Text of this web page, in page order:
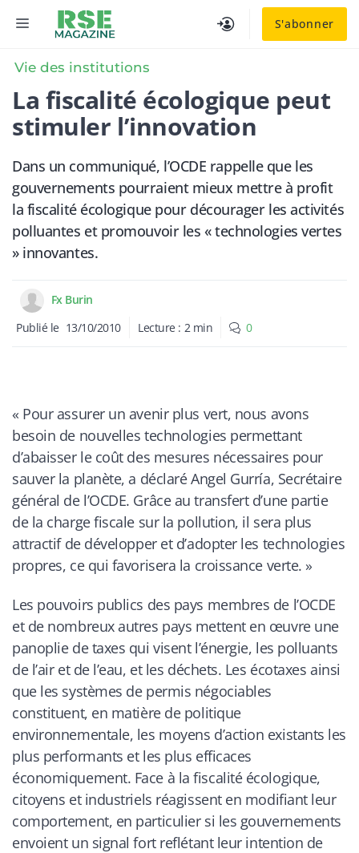
S'abonner
MENU
Vie des institutions
La fiscalité écologique peut
stimuler l’innovation
Dans un communiqué, l’OCDE rappelle que les
gouvernements pourraient mieux mettre à profit
la fiscalité écologique pour décourager les activités
polluantes et promouvoir les « technologies vertes
» innovantes.
Fx Burin
Publié le 13/10/2010 Lecture : 2 min 0
« Pour assurer un avenir plus vert, nous avons
besoin de nouvelles technologies permettant
d’abaisser le coût des mesures nécessaires pour
sauver la planète, a déclaré Angel Gurría, Secrétaire
général de l’OCDE. Grâce au transfert d’une partie
de la charge fiscale sur la pollution, il sera plus
attractif de développer et d’adopter les technologies
propres, ce qui favorisera la croissance verte. »
Les pouvoirs publics des pays membres de l’OCDE
et de nombreux autres pays mettent en œuvre une
panoplie de taxes qui visent l’énergie, les polluants
de l’air et de l’eau, et les déchets. Les écotaxes ainsi
que les systèmes de permis négociables
constituent, en matière de politique
environnementale, les moyens d’action existants les
plus performants et les plus efficaces
économiquement. Face à la fiscalité écologique,
citoyens et industriels réagissent en modifiant leur
comportement, en particulier si les gouvernements
envoient un signal fort reflétant leur intention de